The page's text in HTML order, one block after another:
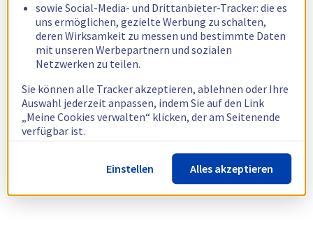
sowie Social-Media- und Drittanbieter-Tracker: die es
uns ermöglichen, gezielte Werbung zu schalten,
deren Wirksamkeit zu messen und bestimmte Daten
mit unseren Werbepartnern und sozialen
Netzwerken zu teilen.
Sie können alle Tracker akzeptieren, ablehnen oder Ihre
Auswahl jederzeit anpassen, indem Sie auf den Link
„Meine Cookies verwalten“ klicken, der am Seitenende
verfügbar ist.
Weitere Informationen finden Sie in unsererRichtlinie
zur Verwendung von Cookies.
Einstellen Alles akzeptieren